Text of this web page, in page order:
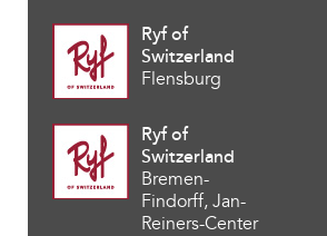
Ryf of
Switzerland
Flensburg
Ryf of
Switzerland
Bremen-
Findorff, Jan-
Reiners-Center